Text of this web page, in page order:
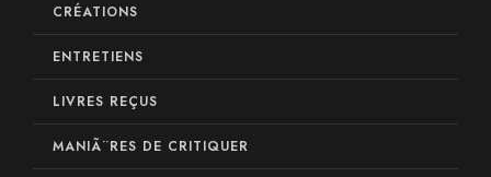
CRÉATIONS
ENTRETIENS
LIVRES REÇUS
MANIÃ¨RES DE CRITIQUER